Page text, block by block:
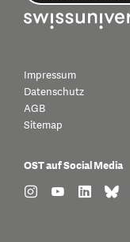
Impressum
Datenschutz
AGB
Sitemap
OST auf Social Media
find us on:
find us on:
find us
find